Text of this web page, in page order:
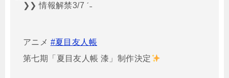
❯❯ 情報解禁3/7 ˊ˗
アニメ #夏目友人帳
第七期「夏目友人帳 漆」制作決定